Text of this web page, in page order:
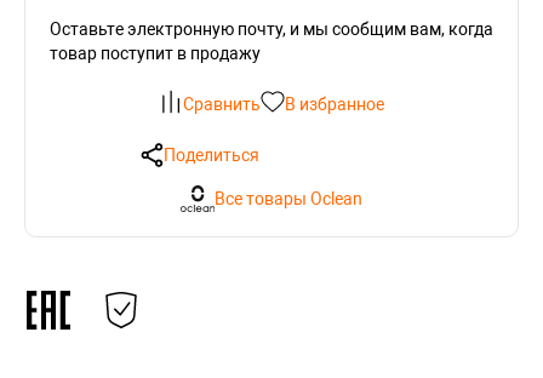
Оставьте электронную почту, и мы сообщим вам, когда
товар поступит в продажу
Сравнить В избранное
Поделиться
Все товары Oclean